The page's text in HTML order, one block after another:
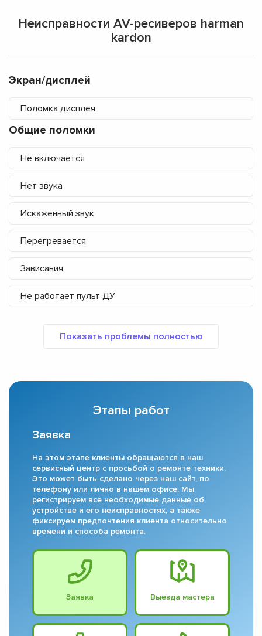
Неисправности AV-ресиверов harman
kardon
Экран/дисплей
Поломка дисплея
Общие поломки
Не включается
Нет звука
Искаженный звук
Перегревается
Зависания
Не работает пульт ДУ
Этапы работ
Заявка
На этом этапе клиенты обращаются в наш
сервисный центр с просьбой о ремонте техники.
Это может быть сделано через наш сайт, по
телефону или лично в нашем офисе. Мы
регистрируем все необходимые данные об
устройстве и его неисправностях, а также
фиксируем предпочтения клиента относительно
времени и способа ремонта.
Заявка Выезда мастера